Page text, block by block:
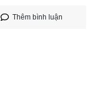
Thêm bình luận